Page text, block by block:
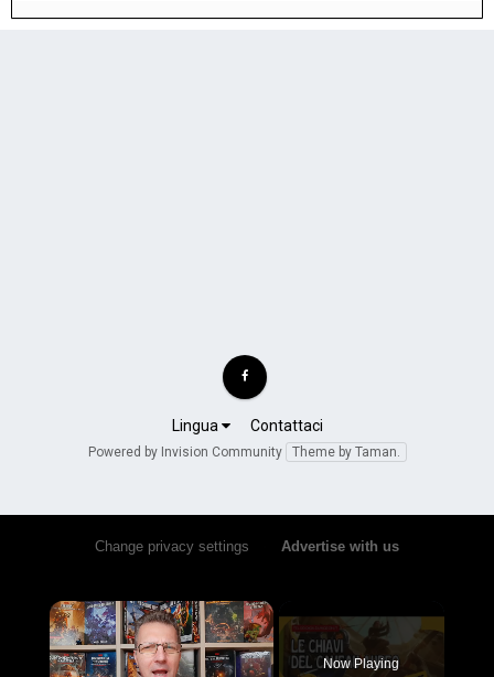
Lingua Contattaci
Powered by Invision Community Theme by Taman.
Change privacy settings Advertise with us
×
Now Playing